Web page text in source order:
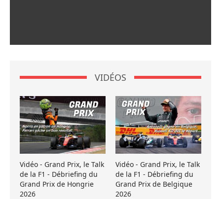
VIDÉOS
Vidéo - Grand Prix, le Talk
de la F1 - Débriefing du
Grand Prix de Hongrie
2026
Vidéo - Grand Prix, le Talk
de la F1 - Débriefing du
Grand Prix de Belgique
2026